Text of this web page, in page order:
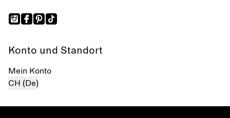
Konto und Standort
Mein Konto
CH (De)